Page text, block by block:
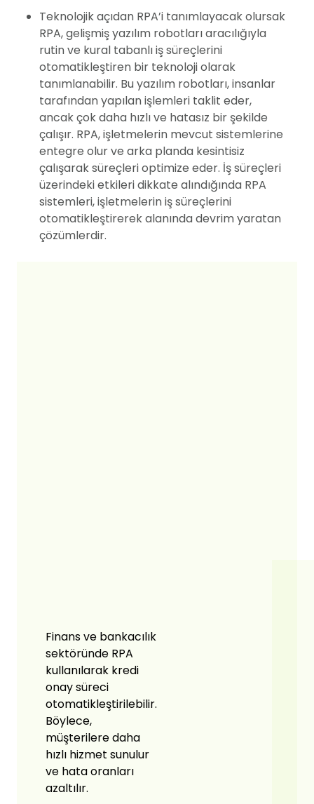
Teknolojik açıdan RPA’i tanımlayacak olursak
RPA, gelişmiş yazılım robotları aracılığıyla
rutin ve kural tabanlı iş süreçlerini
otomatikleştiren bir teknoloji olarak
tanımlanabilir. Bu yazılım robotları, insanlar
tarafından yapılan işlemleri taklit eder,
ancak çok daha hızlı ve hatasız bir şekilde
çalışır. RPA, işletmelerin mevcut sistemlerine
entegre olur ve arka planda kesintisiz
çalışarak süreçleri optimize eder. İş süreçleri
üzerindeki etkileri dikkate alındığında RPA
sistemleri, işletmelerin iş süreçlerini
otomatikleştirerek alanında devrim yaratan
çözümlerdir.
Finans ve bankacılık
sektöründe RPA
kullanılarak kredi
onay süreci
otomatikleştirilebilir.
Böylece,
müşterilere daha
hızlı hizmet sunulur
ve hata oranları
azaltılır.